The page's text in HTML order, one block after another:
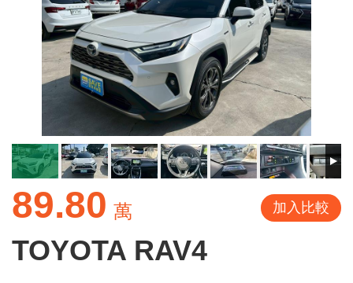
89.80 萬 加入比較
TOYOTA RAV4